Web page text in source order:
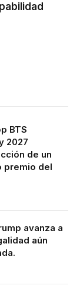
BTS
2027
de un
premio del
avanza a
aún